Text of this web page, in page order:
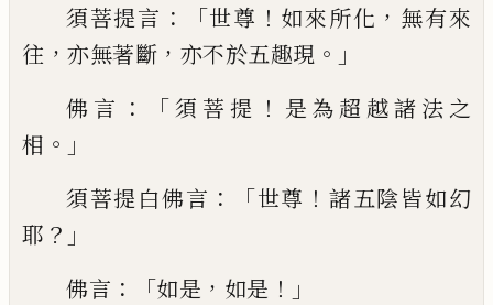
須菩提言 ：「世尊 ！ 如來所化 ， 無有來
往 ， 亦無著斷 ， 亦不於五趣現 。」
佛言 ：「 須 菩提 ！ 是為超越諸法之
相 。」
須菩提白佛言 ：「世尊 ！ 諸五陰皆如幻
耶 ？」
佛言 ：「如是 ， 如是 ！」